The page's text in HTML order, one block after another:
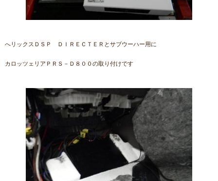
へリックスＤＳＰ ＤＩＲＥＣＴＥＲとサブウーハー用に
カロッツェリアＰＲＳ－Ｄ８００の取り付けです